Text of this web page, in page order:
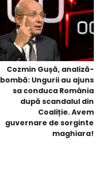
Cozmin Gușă, analiză-
bombă: Ungurii au ajuns
sa conduca România
după scandalul din
Coaliție. Avem
guvernare de sorginte
maghiara!